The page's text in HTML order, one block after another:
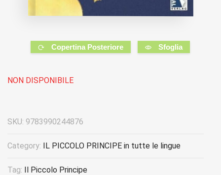
Copertina Posteriore Sfoglia
NON DISPONIBILE
SKU: 9783990244876
Category: IL PICCOLO PRINCIPE in tutte le lingue
Tag: Il Piccolo Principe